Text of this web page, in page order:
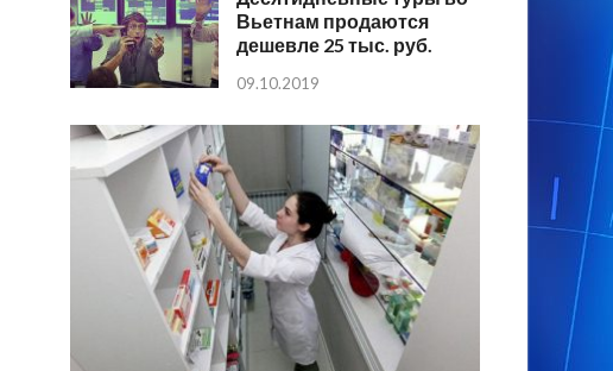
Вьетнам продаются
дешевле 25 тыс. руб.
09.10.2019